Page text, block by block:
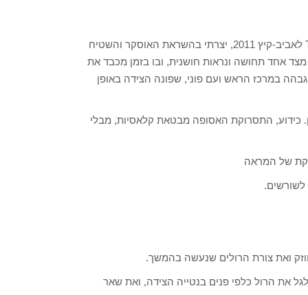
את מראה "האוסקר שיק" מתוך קולקציית The Secret of Romance לאביב-קיץ 2011, יצרתי בהשראת האוסקר והשטיח
אחד תחושה ונראות חושנית, ובו בזמן מכבד את
במרכז הראש ועם פוני, שפונה הצידה באופן
כידוע, התסרוקת האסופה מבטאת קלאסיות, מבלי
של המראה
ואת צורת הרולים שנעשה בהמשך.
את הרול כלפי פנים בנטייה הצידה, ואת שאר